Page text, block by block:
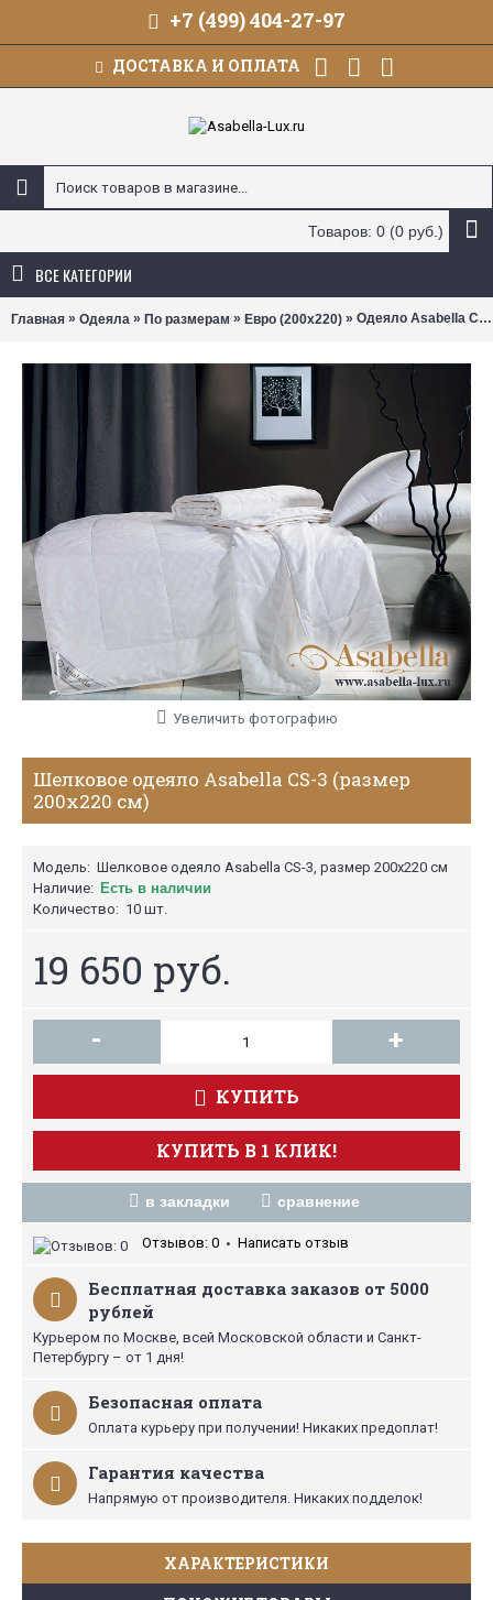
+7 (499) 404-27-97
ДОСТАВКА И ОПЛАТА
Товаров: 0 (0 руб.)
ВСЕ КАТЕГОРИИ
Главная » Одеяла » По размерам » Евро (200х220) » Одеяло Asabella CS-3 (размер 200х220 см)
Увеличить фотографию
Шелковое одеяло Asabella CS-3 (размер
200х220 см)
Модель: Шелковое одеяло Asabella CS-3, размер 200х220 см
Наличие: Есть в наличии
Количество: 10 шт.
19 650 руб.
- +
КУПИТЬ
КУПИТЬ В 1 КЛИК!
в закладки сравнение
Отзывов: 0 • Написать отзыв
Бесплатная доставка заказов от 5000
рублей
Курьером по Москве, всей Московской области и Санкт-
Петербургу – от 1 дня!
Безопасная оплата
Оплата курьеру при получении! Никаких предоплат!
Гарантия качества
Напрямую от производителя. Никаких подделок!
ХАРАКТЕРИСТИКИ